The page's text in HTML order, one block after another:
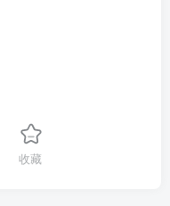
收藏